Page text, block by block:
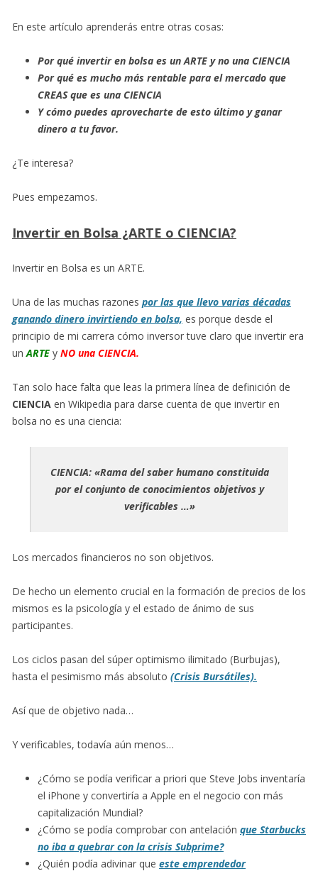
En este artículo aprenderás entre otras cosas:
Por qué invertir en bolsa es un ARTE y no una CIENCIA
Por qué es mucho más rentable para el mercado que
CREAS que es una CIENCIA
Y cómo puedes aprovecharte de esto último y ganar
dinero a tu favor.
¿Te interesa?
Pues empezamos.
Invertir en Bolsa ¿ARTE o CIENCIA?
Invertir en Bolsa es un ARTE.
Una de las muchas razones por las que llevo varias décadas
ganando dinero invirtiendo en bolsa, es porque desde el
principio de mi carrera cómo inversor tuve claro que invertir era
unARTE y NO una CIENCIA.
Tan solo hace falta que leas la primera línea de definición de
CIENCIA en Wikipedia para darse cuenta de que invertir en
bolsa no es una ciencia:
CIENCIA: «Rama del saber humano constituida
por el conjunto de conocimientos objetivos y
verificables …»
Los mercados financieros no son objetivos.
De hecho un elemento crucial en la formación de precios de los
mismos es la psicología y el estado de ánimo de sus
participantes.
Los ciclos pasan del súper optimismo ilimitado (Burbujas),
hasta el pesimismo más absoluto (Crisis Bursátiles).
Así que de objetivo nada…
Y verificables, todavía aún menos…
¿Cómo se podía verificar a priori que Steve Jobs inventaría
el iPhone y convertiría a Apple en el negocio con más
capitalización Mundial?
¿Cómo se podía comprobar con antelación que Starbucks
no iba a quebrar con la crisis Subprime?
¿Quién podía adivinar que este emprendedor